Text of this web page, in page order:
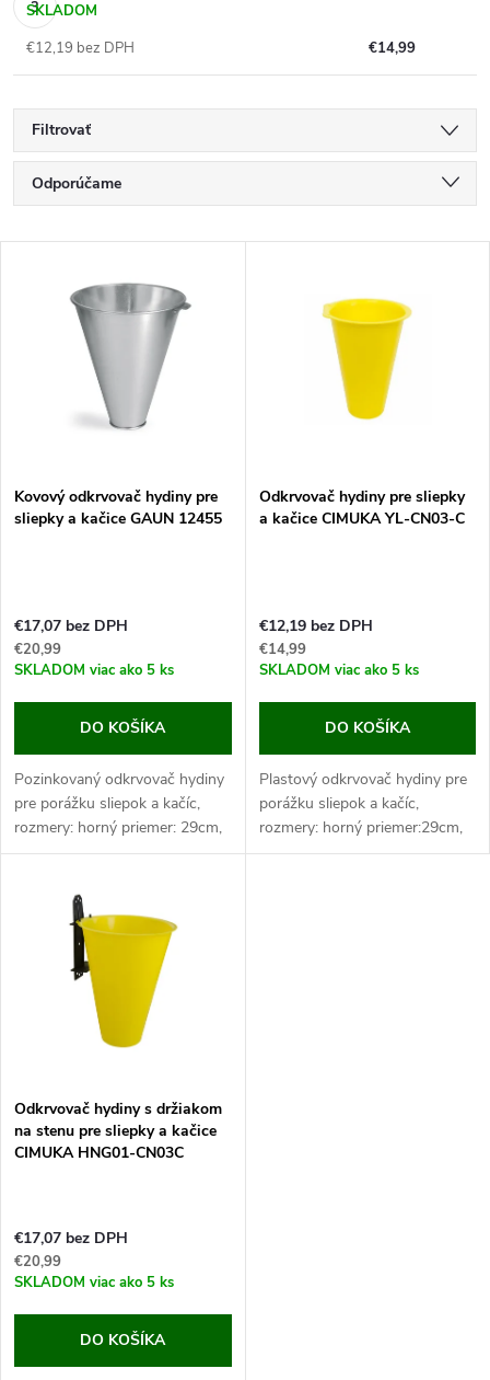
SKLADOM
€14,99
€12,19 bez DPH
Filtrovať
R
a
e
r
o
u
k
Odporúčame
Najpredávanejšie
Abecedne
s
p
o
d
u
k
t
Kovový odkrvovač hydiny pre
sliepky a kačice GAUN 12455
€17,07 bez DPH
€20,99
SKLADOM viac ako 5 ks
DO KOŠÍKA
Pozinkovaný odkrvovač hydiny
pre porážku sliepok a kačíc,
rozmery: horný priemer: 29cm,
spodný priemer: 10 cm, výška:
určený k bezpečnému
pridržaniu...
Odkrvovač hydiny pre sliepky
a kačice CIMUKA YL-CN03-C
€12,19 bez DPH
€14,99
SKLADOM viac ako 5 ks
DO KOŠÍKA
Plastový odkrvovač hydiny pre
porážku sliepok a kačíc,
rozmery: horný priemer:29cm,
spodný priemer: 9,5 cm, výška:
Odkrvovač hydiny s držiakom
na stenu pre sliepky a kačice
CIMUKA HNG01-CN03C
€17,07 bez DPH
€20,99
SKLADOM viac ako 5 ks
DO KOŠÍKA